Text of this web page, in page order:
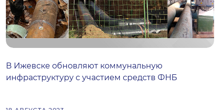
В Ижевске обновляют коммунальную
инфраструктуру с участием средств ФНБ